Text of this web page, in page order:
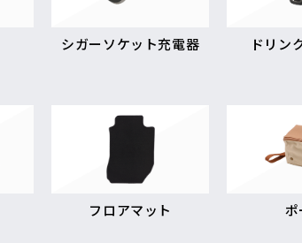
シガーソケット充電器 ドリン
フロアマット ポ